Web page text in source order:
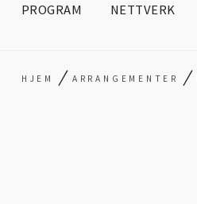
PROGRAM NETTVERK
HJEM / ARRANGEMENTER /